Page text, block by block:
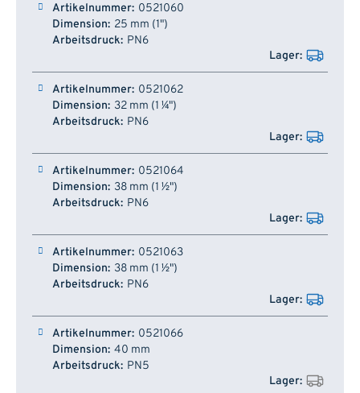
0521060
25 mm (1")
PN6
0521062
32 mm (1 ¼")
PN6
0521064
38 mm (1 ½")
PN6
0521063
38 mm (1 ½")
PN6
0521066
40 mm
PN5